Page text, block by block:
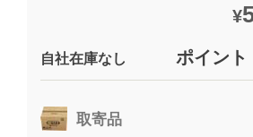
¥
自社在庫なし ポイント
取寄品